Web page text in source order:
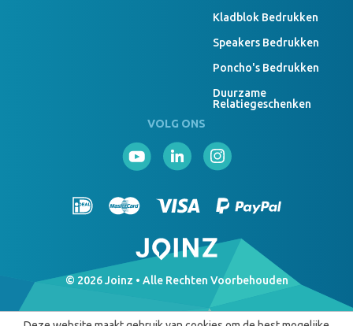
Kladblok Bedrukken
Speakers Bedrukken
Poncho's Bedrukken
Duurzame
Relatiegeschenken
VOLG ONS
© 2026 Joinz • Alle Rechten Voorbehouden